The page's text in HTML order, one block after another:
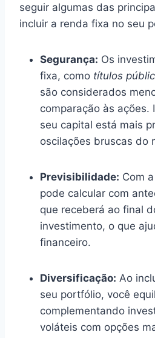
seguir algumas das
incluir a renda fixa no seu
Segurança: Os
fixa, como títulos
são considerados
comparação às ações.
seu capital está mais
oscilações bruscas do
Previsibilidade: Com
pode calcular com
que receberá ao final
investimento, o que
financeiro.
Diversificação: Ao
seu portfólio, você
complementando
voláteis com opções